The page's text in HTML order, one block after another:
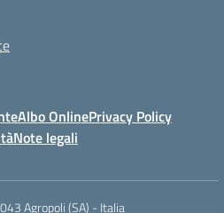
Albo OnlinePrivacy Policy
Note legali
Agropoli (SA) - Italia